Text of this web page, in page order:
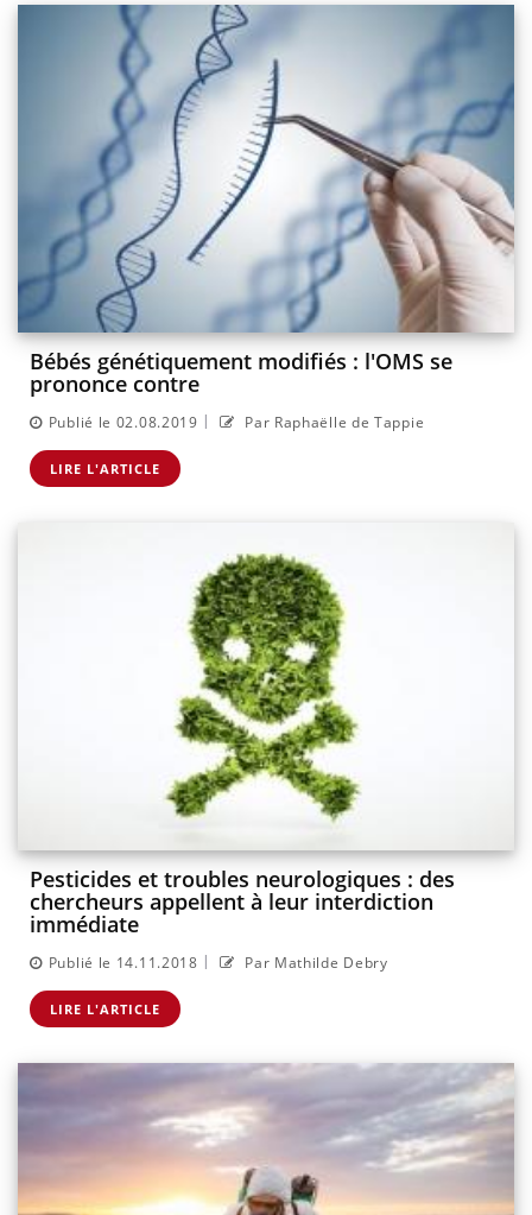
Bébés génétiquement modifiés : l'OMS se
prononce contre
Publié le 02.08.2019 | Par Raphaëlle de Tappie
LIRE L'ARTICLE
Pesticides et troubles neurologiques : des
chercheurs appellent à leur interdiction
immédiate
Publié le 14.11.2018 | Par Mathilde Debry
LIRE L'ARTICLE